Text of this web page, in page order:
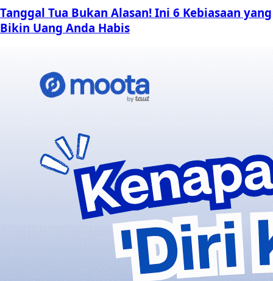
Tanggal Tua Bukan Alasan! Ini 6 Kebiasaan yang
Bikin Uang Anda Habis